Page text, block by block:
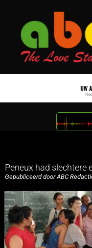
Peneux had slechtere
Gepubliceerd door ABC